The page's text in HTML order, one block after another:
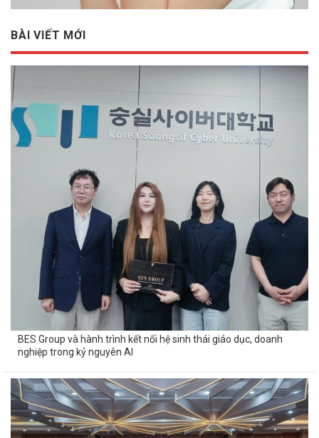
BÀI VIẾT MỚI
BES Group và hành trình kết nối hệ sinh thái giáo dục, doanh
nghiệp trong kỷ nguyên AI